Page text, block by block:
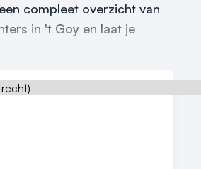
compleet overzicht van
in 't Goy en laat je